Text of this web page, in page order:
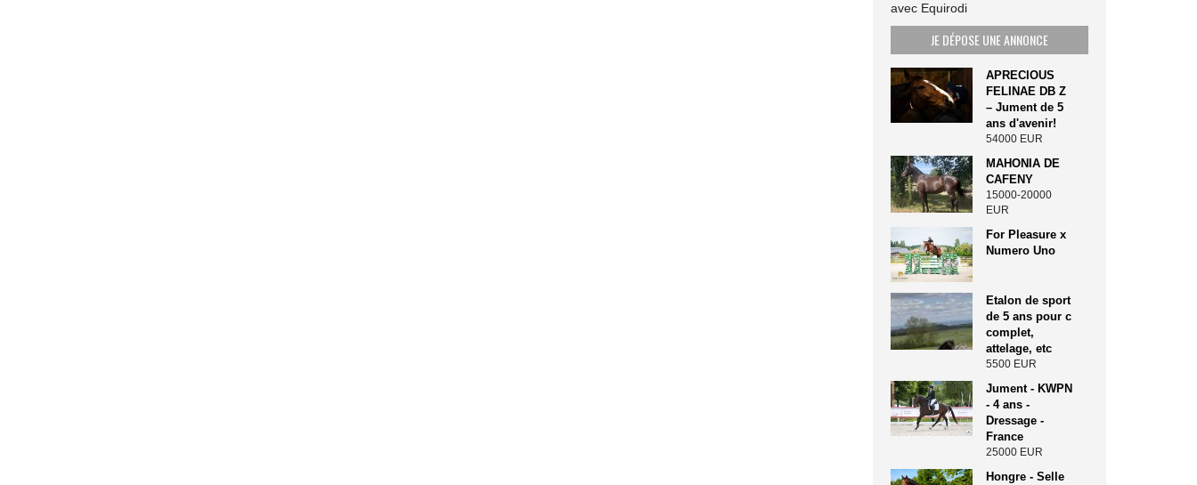
avec Equirodi
JE DÉPOSE UNE ANNONCE
APRECIOUS
FELINAE DB Z
– Jument de 5
ans d'avenir!
54000 EUR
MAHONIA DE
CAFENY
15000-20000
EUR
For Pleasure x
Numero Uno
Etalon de sport
de 5 ans pour c
complet,
attelage, etc
5500 EUR
Jument - KWPN
- 4 ans -
Dressage -
France
25000 EUR
Hongre - Selle